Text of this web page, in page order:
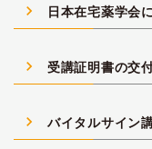
navigate_next 日本在宅薬学会
navigate_next 受講証明書の交
navigate_next バイタルサイン